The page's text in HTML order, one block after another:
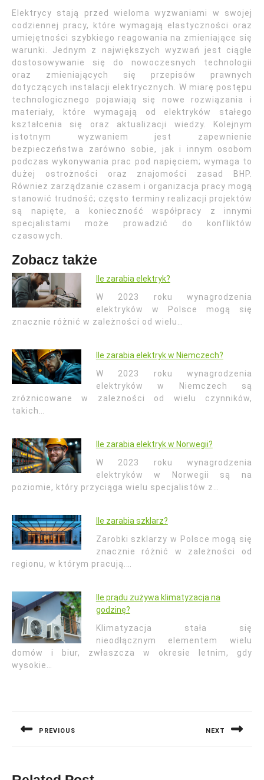
Elektrycy stają przed wieloma wyzwaniami w swojej
codziennej pracy, które wymagają elastyczności oraz
umiejętności szybkiego reagowania na zmieniające się
warunki. Jednym z największych wyzwań jest ciągłe
dostosowywanie się do nowoczesnych technologii
oraz zmieniających się przepisów prawnych
dotyczących instalacji elektrycznych. W miarę postępu
technologicznego pojawiają się nowe rozwiązania i
materiały, które wymagają od elektryków stałego
kształcenia się oraz aktualizacji wiedzy. Kolejnym
istotnym wyzwaniem jest zapewnienie
bezpieczeństwa zarówno sobie, jak i innym osobom
podczas wykonywania prac pod napięciem; wymaga to
dużej ostrożności oraz znajomości zasad BHP.
Również zarządzanie czasem i organizacja pracy mogą
stanowić trudność; często terminy realizacji projektów
są napięte, a konieczność współpracy z innymi
specjalistami może prowadzić do konfliktów
czasowych.
Zobacz także
Ile zarabia elektryk?
W 2023 roku wynagrodzenia
elektryków w Polsce mogą się
znacznie różnić w zależności od wielu…
Ile zarabia elektryk w Niemczech?
W 2023 roku wynagrodzenia
elektryków w Niemczech są
zróżnicowane w zależności od wielu czynników,
takich…
Ile zarabia elektryk w Norwegii?
W 2023 roku wynagrodzenia
elektryków w Norwegii są na
poziomie, który przyciąga wielu specjalistów z…
Ile zarabia szklarz?
Zarobki szklarzy w Polsce mogą się
znacznie różnić w zależności od
regionu, w którym pracują.…
Ile prądu zużywa klimatyzacja na
godzinę?
Klimatyzacja stała się
nieodłącznym elementem wielu
domów i biur, zwłaszcza w okresie letnim, gdy
wysokie…
PREVIOUS NEXT